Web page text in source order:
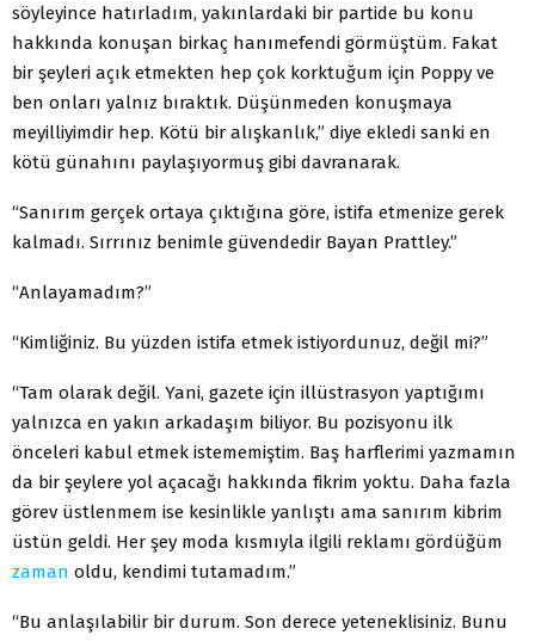
söyleyince hatırladım, yakınlardaki bir partide bu konu
hakkında konuşan birkaç hanımefendi görmüştüm. Fakat
bir şeyleri açık etmekten hep çok korktuğum için Poppy ve
ben onları yalnız bıraktık. Düşünmeden konuşmaya
meyilliyimdir hep. Kötü bir alışkanlık,” diye ekledi sanki en
kötü günahını paylaşıyormuş gibi davranarak.
“Sanırım gerçek ortaya çıktığına göre, istifa etmenize gerek
kalmadı. Sırrınız benimle güvendedir Bayan Prattley.”
“Anlayamadım?”
“Kimliğiniz. Bu yüzden istifa etmek istiyordunuz, değil mi?”
“Tam olarak değil. Yani, gazete için illüstrasyon yaptığımı
yalnızca en yakın arkadaşım biliyor. Bu pozisyonu ilk
önceleri kabul etmek istememiştim. Baş harflerimi yazmamın
da bir şeylere yol açacağı hakkında fikrim yoktu. Daha fazla
görev üstlenmem ise kesinlikle yanlıştı ama sanırım kibrim
üstün geldi. Her şey moda kısmıyla ilgili reklamı gördüğüm
zaman oldu, kendimi tutamadım.”
“Bu anlaşılabilir bir durum. Son derece yeteneklisiniz. Bunu